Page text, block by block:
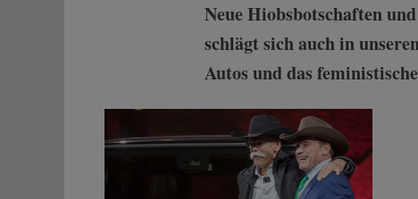
Neue Hiobsbotschaften
schlägt sich auch in
Autos und das